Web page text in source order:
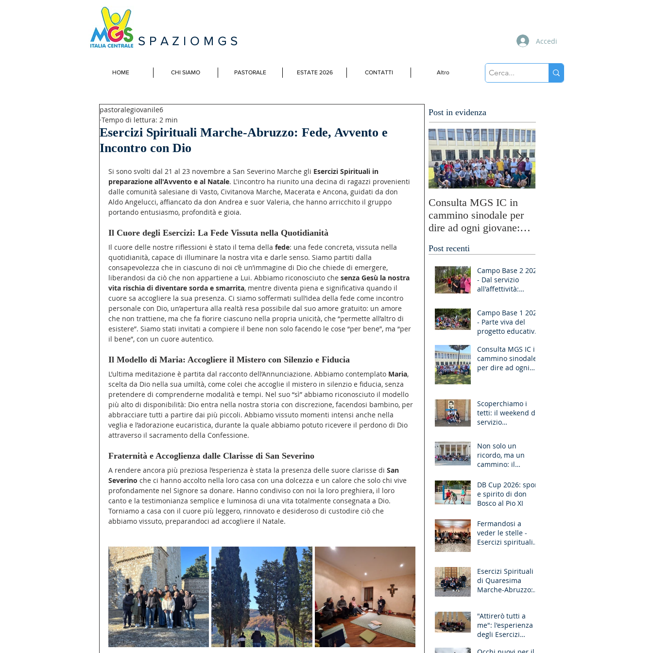
SPAZIOMGS
HOME CHI SIAMO PASTORALE ESTATE 2026 CONTATTI Altro
Accedi
Esercizi Spirituali Marche-Abruzzo: Fede, Avvento e
Incontro con Dio
pastoralegiovanile6
Tempo di lettura: 2 min
Si sono svolti dal 21 al 23 novembre a San Severino Marche gli Esercizi Spirituali in
preparazione all'Avvento e al Natale. L'incontro ha riunito una decina di ragazzi provenienti
dalle comunità salesiane di Vasto, Civitanova Marche, Macerata e Ancona, guidati da don
Aldo Angelucci, affiancato da don Andrea e suor Valeria, che hanno arricchito il gruppo
portando entusiasmo, profondità e gioia.
Il Cuore degli Esercizi: La Fede Vissuta nella Quotidianità
Il cuore delle nostre riflessioni è stato il tema della fede: una fede concreta, vissuta nella
quotidianità, capace di illuminare la nostra vita e darle senso. Siamo partiti dalla
consapevolezza che in ciascuno di noi c’è un’immagine di Dio che chiede di emergere,
liberandosi da ciò che non appartiene a Lui. Abbiamo riconosciuto che senza Gesù la nostra
vita rischia di diventare sorda e smarrita, mentre diventa piena e significativa quando il
cuore sa accogliere la sua presenza. Ci siamo soffermati sull’idea della fede come incontro
personale con Dio, un’apertura alla realtà resa possibile dal suo amore gratuito: un amore
che non trattiene, ma che fa fiorire ciascuno nella propria unicità, che “permette all’altro di
esistere”. Siamo stati invitati a compiere il bene non solo facendo le cose “per bene”, ma “per
il bene”, con un cuore autentico.
Il Modello di Maria: Accogliere il Mistero con Silenzio e Fiducia
L’ultima meditazione è partita dal racconto dell’Annunciazione. Abbiamo contemplato Maria,
scelta da Dio nella sua umiltà, come colei che accoglie il mistero in silenzio e fiducia, senza
pretendere di comprenderne modalità e tempi. Nel suo “sì” abbiamo riconosciuto il modello
più alto di disponibilità: Dio entra nella nostra storia con discrezione, facendosi bambino, per
abbracciare tutti a partire dai più piccoli. Abbiamo vissuto momenti intensi anche nella
veglia e l’adorazione eucaristica, durante la quale abbiamo potuto ricevere il perdono di Dio
attraverso il sacramento della Confessione.
Fraternità e Accoglienza dalle Clarisse di San Severino
A rendere ancora più preziosa l’esperienza è stata la presenza delle suore clarisse di San
Severino che ci hanno accolto nella loro casa con una dolcezza e un calore che solo chi vive
profondamente nel Signore sa donare. Hanno condiviso con noi la loro preghiera, il loro
canto e la testimonianza semplice e luminosa di una vita totalmente consegnata a Dio.
Torniamo a casa con il cuore più leggero, rinnovato e desideroso di custodire ciò che
abbiamo vissuto, preparandoci ad accogliere il Natale.
Post in evidenza
Consulta MGS IC in
cammino sinodale per
dire ad ogni giovane:
Alzati!”
Post recenti
Campo Base 2 2026
- Dal servizio
all'affettività:
Campo Base 1 2026
- Parte viva del
progetto educativo
Consulta MGS IC in
cammino sinodale
per dire ad ogni
Scoperchiamo i
tetti: il weekend di
servizio
Non solo un
ricordo, ma un
cammino: il
unisce le
generazioni
DB Cup 2026: sport
e spirito di don
Bosco al Pio XI
Fermandosi a
veder le stelle -
Esercizi spirituali
Esercizi Spirituali
di Quaresima
Marche-Abruzzo:
"Attirerò tutti a
me": l'esperienza
degli Esercizi